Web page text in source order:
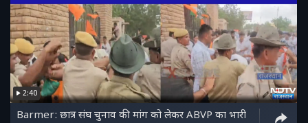
2:40
Barmer: छात्र संघ चुनाव की मांग को लेकर ABVP का भारी